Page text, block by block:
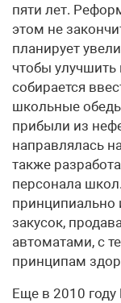
пяти лет.
этом не
планирует
чтобы улучшить
собирается
школьные
прибыли из
направлялась
также
персонала
принципиально
закусок,
автоматами, с
принципам
Еще в 2010